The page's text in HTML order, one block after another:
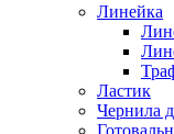
Линейка
Ластик
Чернила